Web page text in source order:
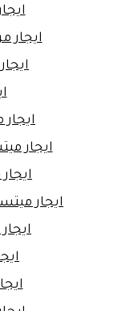
ايجار
ايجار
ايجار
ايجار ميتسوبيشي 28